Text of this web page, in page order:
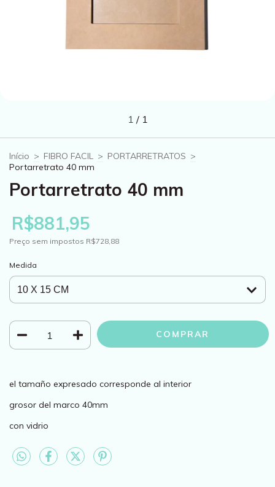
1 / 1
Início > FIBRO FACIL > PORTARRETRATOS >
Portarretrato 40 mm
Portarretrato 40 mm
R$881,95
Preço sem impostos R$728,88
Medida
el tamaño expresado corresponde al interior
grosor del marco 40mm
con vidrio